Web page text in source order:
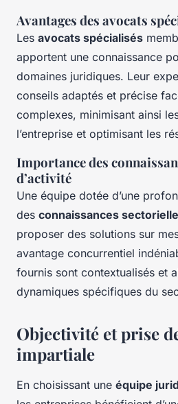
Avantages des avocats
Les avocats spécialisés
apportent une connaissance
domaines juridiques. Leur
conseils adaptés et précise
complexes, minimisant ainsi
l’entreprise et optimisant les
Importance des
d’activité
Une équipe dotée d’une
des connaissances
proposer des solutions sur
avantage concurrentiel
fournis sont contextualisés et
dynamiques spécifiques du
Objectivité et prise
impartiale
En choisissant une équipe